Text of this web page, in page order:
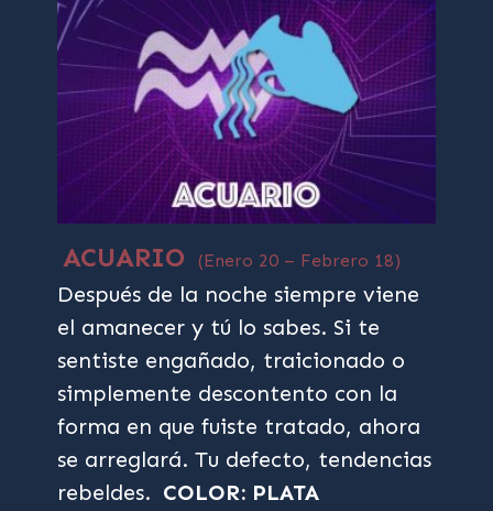
ACUARIO (Enero 20 – Febrero 18)
Después de la noche siempre viene
el amanecer y tú lo sabes. Si te
sentiste engañado, traicionado o
simplemente descontento con la
forma en que fuiste tratado, ahora
se arreglará. Tu defecto, tendencias
rebeldes. COLOR: PLATA